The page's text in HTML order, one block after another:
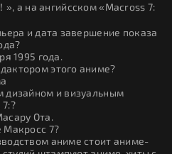
а на ангийсском «Macross 7:
и дата завершение показа
1995 года.
этого аниме?
дизайном и визуальным
Ота.
Макросс 7?
аниме стоит аниме-